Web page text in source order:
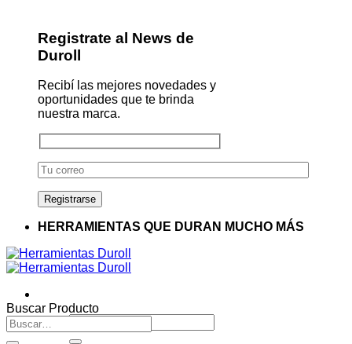
Registrate al News de
Duroll
Recibí las mejores novedades y
oportunidades que te brinda
nuestra marca.
HERRAMIENTAS QUE DURAN MUCHO MÁS
Buscar
por:
Buscar Producto
Buscar
por: